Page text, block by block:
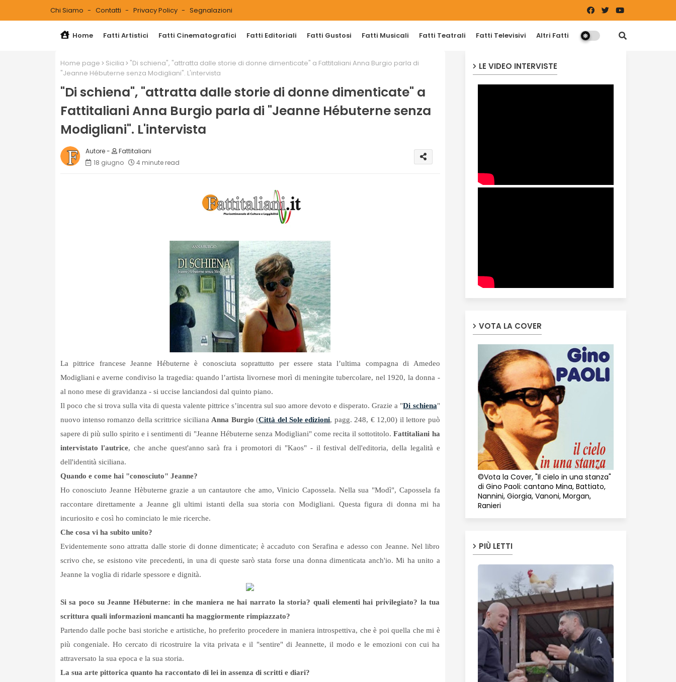
Chi Siamo Contatti Privacy Policy Segnalazioni
Home Fatti Artistici Fatti Cinematografici Fatti Editoriali Fatti Gustosi Fatti Musicali Fatti Teatrali Fatti Televisivi Altri Fatti
Home page Sicilia
"Di schiena", "attratta dalle storie di donne dimenticate" a Fattitaliani Anna Burgio parla di
"Jeanne Hébuterne senza Modigliani". L'intervista
"Di schiena", "attratta dalle storie di donne dimenticate" a
Fattitaliani Anna Burgio parla di "Jeanne Hébuterne senza
Modigliani". L'intervista
Fattitaliani
18 giugno
4 minute read
La pittrice francese Jeanne Hébuterne è conosciuta soprattutto per essere stata l’ultima compagna di Amedeo
Modigliani e averne condiviso la tragedia: quando l’artista livornese morì di meningite tubercolare, nel 1920, la donna -
al nono mese di gravidanza - si uccise lanciandosi dal quinto piano.
Il poco che si trova sulla vita di questa valente pittrice s’incentra sul suo amore devoto e disperato. Grazie a "Di schiena"
nuovo intenso romanzo della scrittrice sicilianaAnna Burgio (Città del Sole edizioni, pagg. 248, € 12,00) il lettore può
sapere di più sullo spirito e i sentimenti di "Jeanne Hébuterne senza Modigliani" come recita il sottotitolo.Fattitaliani ha
intervistato l'autrice, che anche quest'anno sarà fra i promotori di "Kaos" - il festival dell'editoria, della legalità e
dell'identità siciliana.
Quando e come hai "conosciuto" Jeanne?
Ho conosciuto Jeanne Hèbuterne grazie a un cantautore che amo, Vinicio Capossela. Nella sua "Modì", Capossela fa
raccontare direttamente a Jeanne gli ultimi istanti della sua storia con Modigliani. Questa figura di donna mi ha
incuriosito e così ho cominciato le mie ricerche.
Che cosa vi ha subito unito?
Evidentemente sono attratta dalle storie di donne dimenticate; è accaduto con Serafina e adesso con Jeanne. Nel libro
scrivo che, se esistono vite precedenti, in una di queste sarò stata forse una donna dimenticata anch'io. Mi ha unito a
Jeanne la voglia di ridarle spessore e dignità.
Si sa poco su Jeanne Hébuterne: in che maniera ne hai narrato la storia? quali elementi hai privilegiato? la tua
scrittura quali informazioni mancanti ha maggiormente rimpiazzato?
Partendo dalle poche basi storiche e artistiche, ho preferito procedere in maniera introspettiva, che è poi quella che mi è
più congeniale. Ho cercato di ricostruire la vita privata e il "sentire" di Jeannette, il modo e le emozioni con cui ha
attraversato la sua epoca e la sua storia.
La sua arte pittorica quanto ha raccontato di lei in assenza di scritti e diari?
LE VIDEO INTERVISTE
VOTA LA COVER
©Vota la Cover, "Il cielo in una stanza"
di Gino Paoli: cantano Mina, Battiato,
Nannini, Giorgia, Vanoni, Morgan,
Ranieri
PIÙ LETTI